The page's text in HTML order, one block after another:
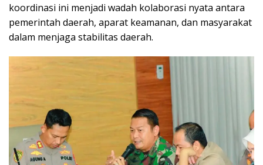
koordinasi ini menjadi wadah kolaborasi nyata antara
pemerintah daerah, aparat keamanan, dan masyarakat
dalam menjaga stabilitas daerah.